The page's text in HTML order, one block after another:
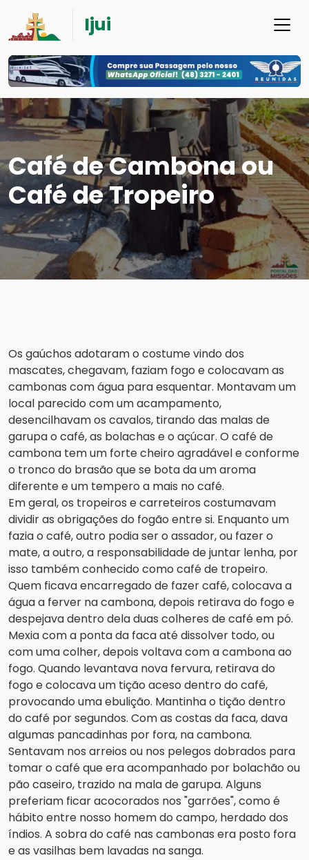
Ijui
Café de Cambona ou
Café de Tropeiro
Os gaúchos adotaram o costume vindo dos
mascates, chegavam, faziam fogo e colocavam as
cambonas com água para esquentar. Montavam um
local parecido com um acampamento,
desencilhavam os cavalos, tirando das malas de
garupa o café, as bolachas e o açúcar. O café de
cambona tem um forte cheiro agradável e conforme
o tronco do brasão que se bota da um aroma
diferente e um tempero a mais no café.
Em geral, os tropeiros e carreteiros costumavam
dividir as obrigações do fogão entre si. Enquanto um
fazia o café, outro podia ser o assador, ou fazer o
mate, a outro, a responsabilidade de juntar lenha, por
isso também conhecido como café de tropeiro.
Quem ficava encarregado de fazer café, colocava a
água a ferver na cambona, depois retirava do fogo e
despejava dentro dela duas colheres de café em pó.
Mexia com a ponta da faca até dissolver todo, ou
com uma colher, depois voltava com a cambona ao
fogo. Quando levantava nova fervura, retirava do
fogo e colocava um tição aceso dentro do café,
provocando uma ebulição. Mantinha o tição dentro
do café por segundos. Com as costas da faca, dava
algumas pancadinhas por fora, na cambona.
Sentavam nos arreios ou nos pelegos dobrados para
tomar o café que era acompanhado por bolachão ou
pão caseiro, trazido na mala de garupa. Alguns
preferiam ficar acocorados nos "garrões", como é
hábito entre nosso homem do campo, herdado dos
índios. A sobra do café nas cambonas era posto fora
e as vasilhas bem lavadas na sanga.